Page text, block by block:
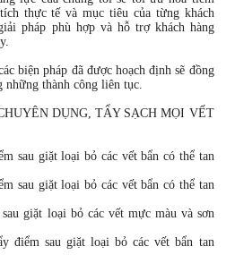
thực tế và mục tiêu của từng khách
pháp phù hợp và hỗ trợ khách hàng
biện pháp đã được hoạch định sẽ đồng
những thành công liên tục.
DỤNG, TẨY SẠCH MỌI VẾT
sau giặt loại bỏ các vết bẩn có thể tan
sau giặt loại bỏ các vết bẩn có thể tan
giặt loại bỏ các vết mực màu và sơn
điểm sau giặt loại bỏ các vết bẩn tan